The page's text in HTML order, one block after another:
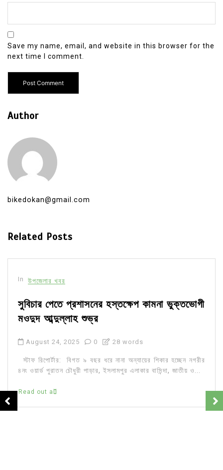
Save my name, email, and website in this browser for the
next time I comment.
Author
bikedokan@gmail.com
Related Posts
In উপজেলার খবর
সুবিচার পেতে প্রশাসনের হস্তক্ষেপ কামনা ভুক্তভোগী
মওদুদ আব্দুল্লাহ শুভ্র
August 24, 2025 0 28 words
স্টাফ রিপোর্টার: বিগত ৯ বছর ধরে নানা অন্যায়ের শিকার হচ্ছেন নগরীর
৪নং ওয়ার্ড পুরাতন চৌধুরী পাড়ার, ইসলামপুর এলাকার বাসিন্দা, জাতীয় ও...
Read out all